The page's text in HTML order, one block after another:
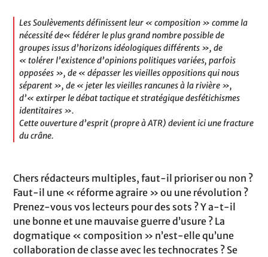
Les Soulèvements définissent leur « composition » comme la
nécessité de« fédérer le plus grand nombre possible de
groupes issus d’horizons idéologiques différents », de
« tolérer l’existence d’opinions politiques variées, parfois
opposées », de « dépasser les vieilles oppositions qui nous
séparent », de « jeter les vieilles rancunes à la rivière »,
d’« extirper le débat tactique et stratégique desfétichismes
identitaires ».
Cette ouverture d’esprit (propre à ATR) devient ici une fracture
du crâne.
Chers rédacteurs multiples, faut-il prioriser ou non ?
Faut-il une « réforme agraire » ou une révolution ?
Prenez-vous vos lecteurs pour des sots ? Y a-t-il
une bonne et une mauvaise guerre d’usure ? La
dogmatique « composition » n’est-elle qu’une
collaboration de classe avec les technocrates ? Se